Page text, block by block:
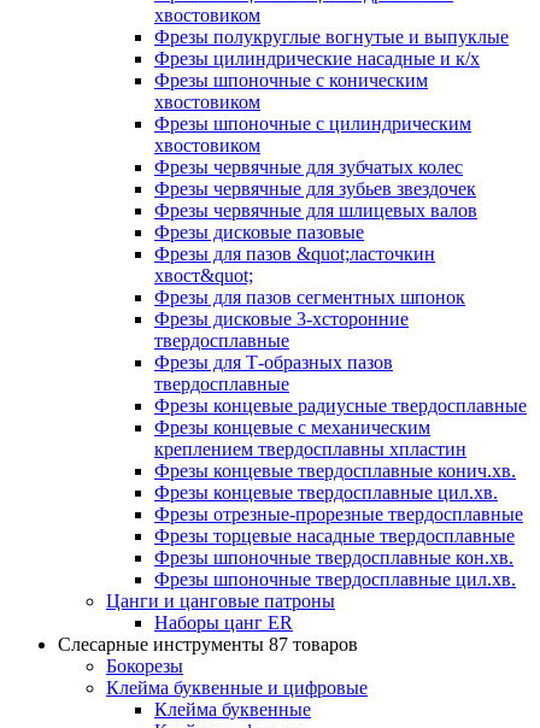
хвостовиком
Фрезы полукруглые вогнутые и выпуклые
Фрезы цилиндрические насадные и к/х
Фрезы шпоночные с коническим
хвостовиком
Фрезы шпоночные с цилиндрическим
хвостовиком
Фрезы червячные для зубчатых колес
Фрезы червячные для зубьев звездочек
Фрезы червячные для шлицевых валов
Фрезы дисковые пазовые
Фрезы для пазов &quot;ласточкин
хвост&quot;
Фрезы для пазов сегментных шпонок
Фрезы дисковые 3-хсторонние
твердосплавные
Фрезы для Т-образных пазов
твердосплавные
Фрезы концевые радиусные твердосплавные
Фрезы концевые с механическим
креплением твердосплавны хпластин
Фрезы концевые твердосплавные конич.хв.
Фрезы концевые твердосплавные цил.хв.
Фрезы отрезные-прорезные твердосплавные
Фрезы торцевые насадные твердосплавные
Фрезы шпоночные твердосплавные кон.хв.
Фрезы шпоночные твердосплавные цил.хв.
Цанги и цанговые патроны
Наборы цанг ER
Слесарные инструменты 87 товаров
Бокорезы
Клейма буквенные и цифровые
Клейма буквенные